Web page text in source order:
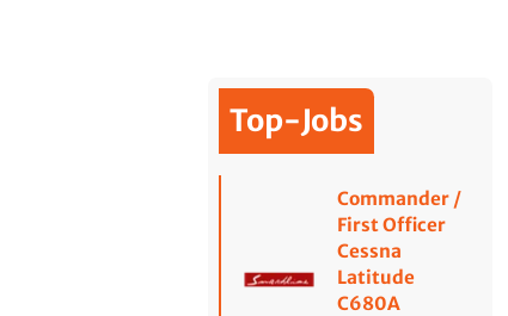
Top-Jobs
Commander /
First Officer
Cessna
Latitude
C680A